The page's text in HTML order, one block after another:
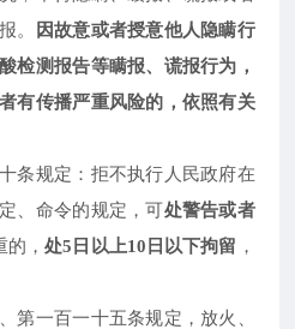
。
因故意或者授意他人隐瞒行
检测报告等瞒报、谎报行为，
有传播严重风险的，依照有关
条规定：拒不执行人民政府在
、命令的规定，可处警告或者
的，处5日以上10日以下拘留 ，
第一百一十五条规定，放火、